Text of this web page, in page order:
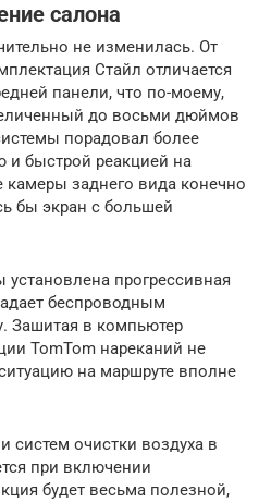
салона
не изменилась. От
Стайл отличается
панели, что по-моему,
до восьми дюймов
порадовал более
и быстрой реакцией на
заднего вида конечно
бы экран с большей
установлена прогрессивная
беспроводным
Зашитая в компьютер
TomTom нареканий не
на маршруте вполне
систем очистки воздуха в
при включении
будет весьма полезной,